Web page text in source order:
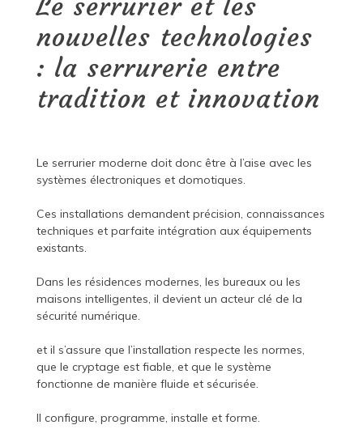
Le serrurier et les
nouvelles technologies
: la serrurerie entre
tradition et innovation
Le serrurier moderne doit donc être à l’aise avec les
systèmes électroniques et domotiques.
Ces installations demandent précision, connaissances
techniques et parfaite intégration aux équipements
existants.
Dans les résidences modernes, les bureaux ou les
maisons intelligentes, il devient un acteur clé de la
sécurité numérique.
et il s’assure que l’installation respecte les normes,
que le cryptage est fiable, et que le système
fonctionne de manière fluide et sécurisée.
Il configure, programme, installe et forme.